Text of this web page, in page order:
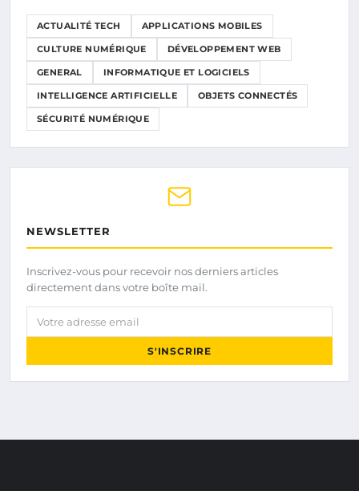
ACTUALITÉ TECH APPLICATIONS MOBILES
CULTURE NUMÉRIQUE DÉVELOPPEMENT WEB
GENERAL INFORMATIQUE ET LOGICIELS
INTELLIGENCE ARTIFICIELLE OBJETS CONNECTÉS
SÉCURITÉ NUMÉRIQUE
NEWSLETTER
Inscrivez-vous pour recevoir nos derniers articles
directement dans votre boîte mail.
Votre adresse email
S'INSCRIRE